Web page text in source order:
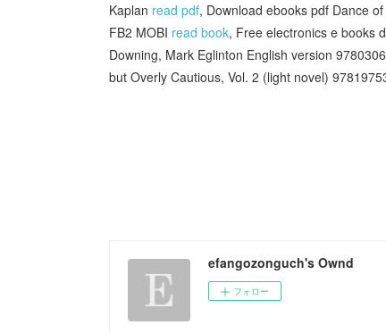
Kaplan read pdf, Download ebooks pdf Dance
FB2 MOBI read book, Free electronics e books
Downing, Mark Eglinton English version
but Overly Cautious, Vol. 2 (light novel)
efangozonguch's Ownd
フォロー